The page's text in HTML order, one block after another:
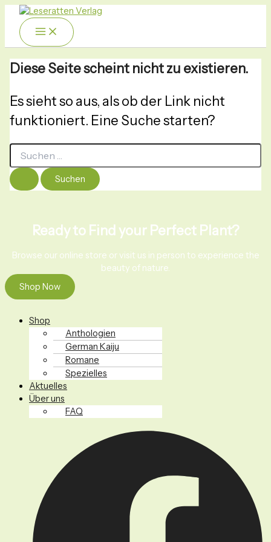
Zum
Inhalt
springen
Diese Seite scheint nicht zu existieren.
Es sieht so aus, als ob der Link nicht
funktioniert. Eine Suche starten?
Suchen
nach:
Ready to Find your Perfect Plant?
Browse our online store or visit us in person to experience the
beauty of nature.
Shop Now
Menü
Shop
Anthologien
German Kaiju
Romane
Spezielles
Aktuelles
Über uns
FAQ